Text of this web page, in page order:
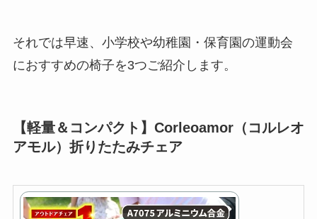
それでは早速、小学校や幼稚園・保育園の運動会
におすすめの椅子を3つご紹介します。
【軽量＆コンパクト】Corleoamor（コルレオ
アモル）折りたたみチェア